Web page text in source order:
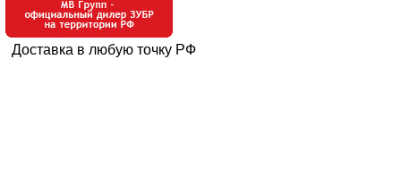
Доставка в любую точку РФ